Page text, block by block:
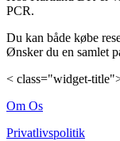
PCR.
Du kan både købe
Ønsker du en samlet
< class="widget-
Om Os
Privatlivspolitik